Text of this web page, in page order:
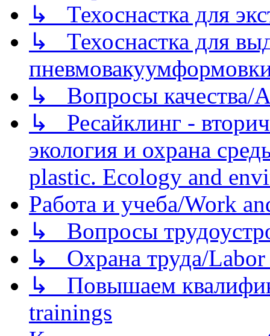
↳ Техоснастка для
↳ Техоснастка для
↳ Вопросы качества/
↳ Ресайклинг -
экология и охрана
plastic. Ecology and
Работа и учеба/Work
↳ Вопросы
↳ Охрана труда/Labor
↳ Повышаем
trainings